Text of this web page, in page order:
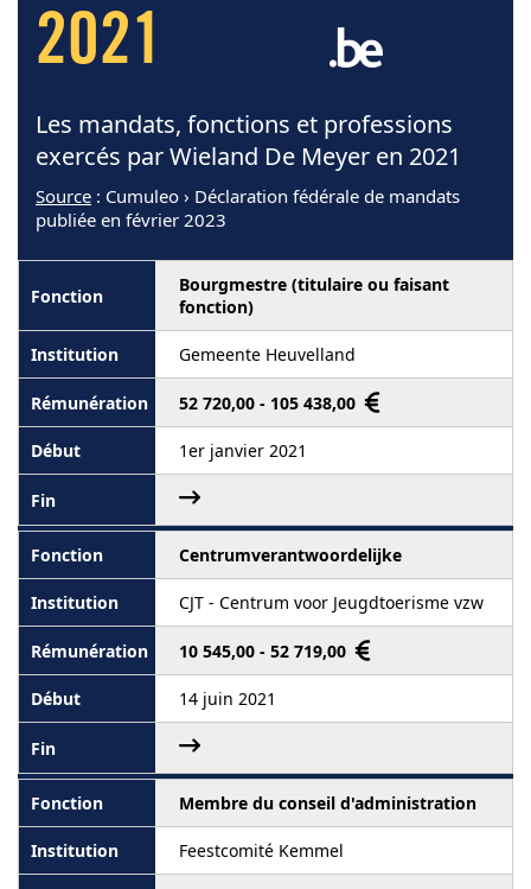
2021
Les mandats, fonctions et professions
exercés par Wieland De Meyer en 2021
Source : Cumuleo › Déclaration fédérale de mandats
publiée en février 2023
Bourgmestre (titulaire ou faisant
fonction)
Gemeente Heuvelland
52 720,00 - 105 438,00
1er janvier 2021
Centrumverantwoordelijke
CJT - Centrum voor Jeugdtoerisme vzw
10 545,00 - 52 719,00
14 juin 2021
Membre du conseil d'administration
Feestcomité Kemmel